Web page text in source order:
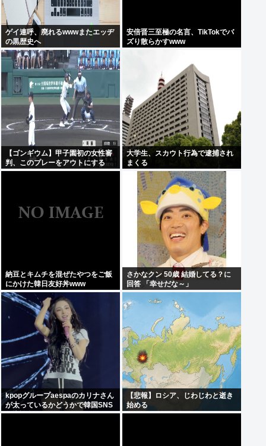
ゲイ連呼、廃れるwwwまたエッヂ
の黒歴史へ
安倍晋三至極の名言、TikTokでバ
ズり散らかすwww
【ゴンギウム】甲子園初の女性審
判、このプレーをアウトにする
www
大学生、スカウト行為で逮捕され
まくる
納豆とキムチを混ぜたやつをご飯
にかけた韓日友好丼www
さかなクン 50歳 結婚してる？に
回答 「幸せだな～」
kpopグループaespaのカリナさん
が太っているかどうかで韓国SNS
が大論争に…！！！
【悲報】ロシア、じわじわと逝き
始める